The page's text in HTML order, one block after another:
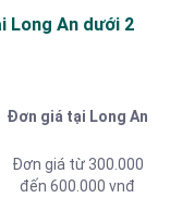
Long An dưới 2
Đơn giá tại Long An
Đơn giá từ 300.000
đến 600.000 vnđ